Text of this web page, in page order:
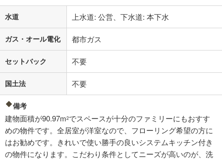
水道 上水道: 公営、下水道: 本下水
ガス・オール電化 都市ガス
セットバック 不要
国土法 不要
備考
建物面積が90.97m2でスペースが十分のファミリーにもおすす
めの物件です。全居室が洋室なので、フローリング希望の方に
はお勧めです。きれいで使い勝手の良いシステムキッチン付き
の物件になります。こだわり条件としてニーズが高いのが、洗